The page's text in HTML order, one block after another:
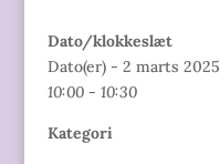
Dato/klokkeslæt
Dato(er) - 2 marts 2025
10:00 - 10:30
Kategori